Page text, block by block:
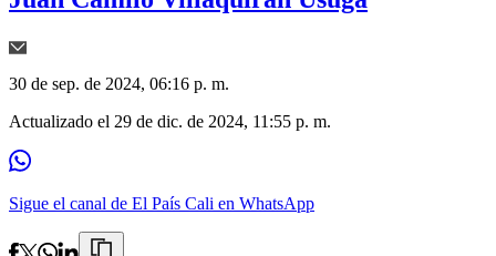
30 de sep. de 2024, 06:16 p. m.
Actualizado el 29 de dic. de 2024, 11:55 p. m.
Sigue el canal de El País Cali en WhatsApp